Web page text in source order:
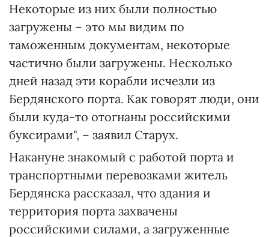
Некоторые из них были полностью
загружены – это мы видим по
таможенным документам, некоторые
частично были загружены. Несколько
дней назад эти корабли исчезли из
Бердянского порта. Как говорят люди, они
были куда-то отогнаны российскими
буксирами", – заявил Старух.
Накануне знакомый с работой порта и
транспортными перевозками житель
Бердянска рассказал, что здания и
территория порта захвачены
российскими силами, а загруженные